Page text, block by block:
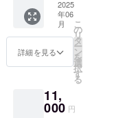
L,XL こ
のリ
ターン
は配送
が1ヶ月
遅くな
りま
2025
年06
月
詳細を見る
こ
の
リ
タ
ー
ン
を
選
択
す
る
11,
000 円